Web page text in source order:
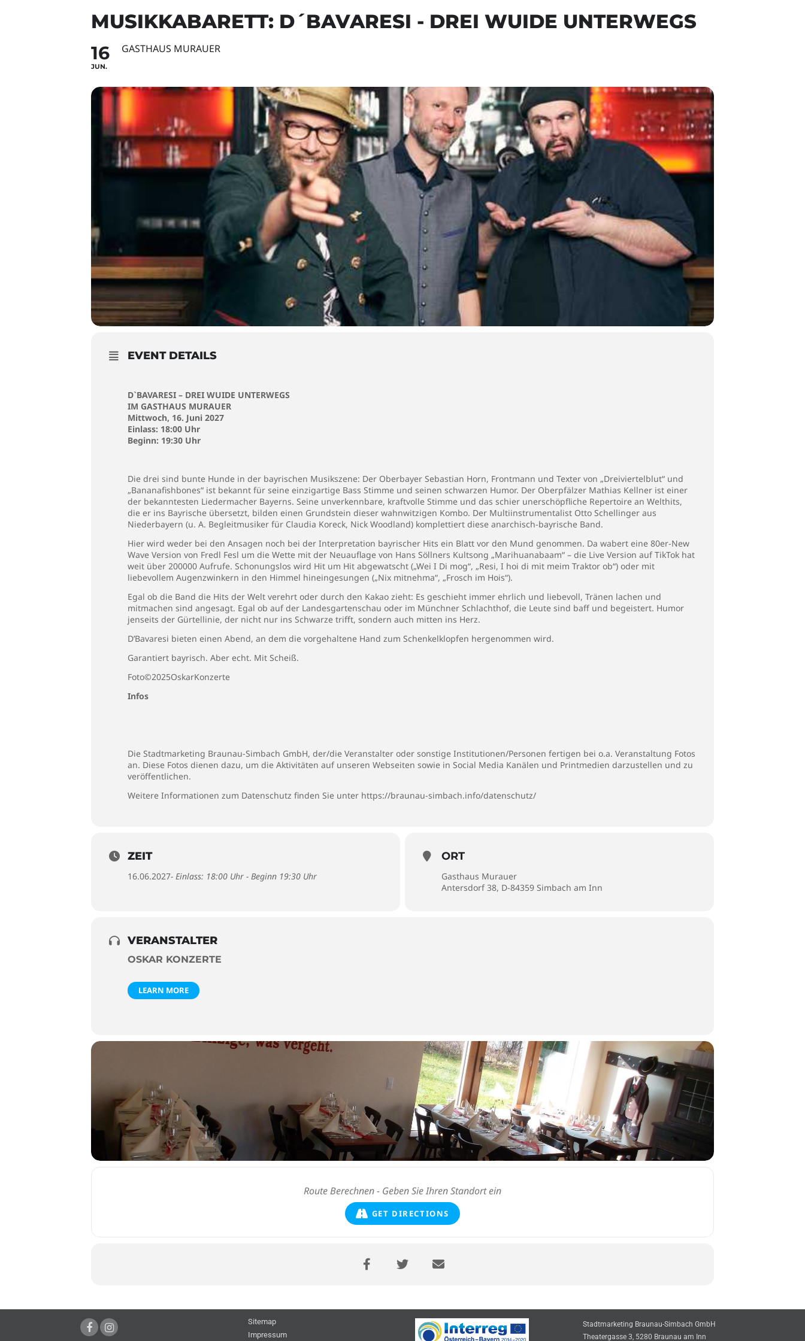
MUSIKKABARETT: D´BAVARESI - DREI WUIDE UNTERWEGS
16
JUN.
GASTHAUS MURAUER
EVENT DETAILS
D`BAVARESI – DREI WUIDE UNTERWEGS
IM GASTHAUS MURAUER
Mittwoch, 16. Juni 2027
Einlass: 18:00 Uhr
Beginn: 19:30 Uhr
Die drei sind bunte Hunde in der bayrischen Musikszene: Der Oberbayer Sebastian Horn, Frontmann und Texter von „Dreiviertelblut“ und
„Bananafishbones“ ist bekannt für seine einzigartige Bass Stimme und seinen schwarzen Humor. Der Oberpfälzer Mathias Kellner ist einer
der bekanntesten Liedermacher Bayerns. Seine unverkennbare, kraftvolle Stimme und das schier unerschöpfliche Repertoire an Welthits,
die er ins Bayrische übersetzt, bilden einen Grundstein dieser wahnwitzigen Kombo. Der Multiinstrumentalist Otto Schellinger aus
Niederbayern (u. A. Begleitmusiker für Claudia Koreck, Nick Woodland) komplettiert diese anarchisch-bayrische Band.
Hier wird weder bei den Ansagen noch bei der Interpretation bayrischer Hits ein Blatt vor den Mund genommen. Da wabert eine 80er-New
Wave Version von Fredl Fesl um die Wette mit der Neuauflage von Hans Söllners Kultsong „Marihuanabaam“ – die Live Version auf TikTok hat
weit über 200000 Aufrufe. Schonungslos wird Hit um Hit abgewatscht („Wei I Di mog“, „Resi, I hoi di mit meim Traktor ob“) oder mit
liebevollem Augenzwinkern in den Himmel hineingesungen („Nix mitnehma“, „Frosch im Hois“).
Egal ob die Band die Hits der Welt verehrt oder durch den Kakao zieht: Es geschieht immer ehrlich und liebevoll, Tränen lachen und
mitmachen sind angesagt. Egal ob auf der Landesgartenschau oder im Münchner Schlachthof, die Leute sind baff und begeistert. Humor
jenseits der Gürtellinie, der nicht nur ins Schwarze trifft, sondern auch mitten ins Herz.
D’Bavaresi bieten einen Abend, an dem die vorgehaltene Hand zum Schenkelklopfen hergenommen wird.
Garantiert bayrisch. Aber echt. Mit Scheiß.
Foto©2025OskarKonzerte
Infos
Die Stadtmarketing Braunau-Simbach GmbH, der/die Veranstalter oder sonstige Institutionen/Personen fertigen bei o.a. Veranstaltung Fotos
an. Diese Fotos dienen dazu, um die Aktivitäten auf unseren Webseiten sowie in Social Media Kanälen und Printmedien darzustellen und zu
veröffentlichen.
Weitere Informationen zum Datenschutz finden Sie unter https://braunau-simbach.info/datenschutz/
ZEIT
16.06.2027- Einlass: 18:00 Uhr - Beginn 19:30 Uhr
ORT
Gasthaus Murauer
Antersdorf 38, D-84359 Simbach am Inn
VERANSTALTER
OSKAR KONZERTE
LEARN MORE
GET DIRECTIONS
Sitemap
Impressum
Stadtmarketing Braunau-Simbach GmbH
Theatergasse 3, 5280 Braunau am Inn